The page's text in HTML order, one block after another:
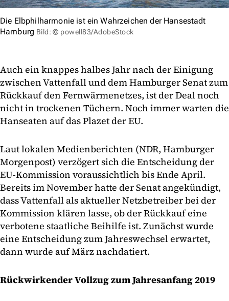
Die Elbphilharmonie ist ein Wahrzeichen der Hansestadt
Hamburg Bild: © powell83/AdobeStock
Auch ein knappes halbes Jahr nach der Einigung
zwischen Vattenfall und dem Hamburger Senat zum
Rückkauf den Fernwärmenetzes, ist der Deal noch
nicht in trockenen Tüchern. Noch immer warten die
Hanseaten auf das Plazet der EU.
Laut lokalen Medienberichten (NDR, Hamburger
Morgenpost) verzögert sich die Entscheidung der
EU-Kommission voraussichtlich bis Ende April.
Bereits im November hatte der Senat angekündigt,
dass Vattenfall als aktueller Netzbetreiber bei der
Kommission klären lasse, ob der Rückkauf eine
verbotene staatliche Beihilfe ist. Zunächst wurde
eine Entscheidung zum Jahreswechsel erwartet,
dann wurde auf März nachdatiert.
Rückwirkender Vollzug zum Jahresanfang 2019